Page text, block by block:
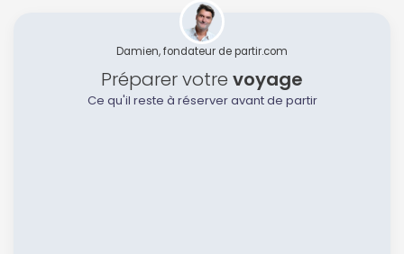
Damien, fondateur de partir.com
Préparer votre voyage
Ce qu'il reste à réserver avant de partir